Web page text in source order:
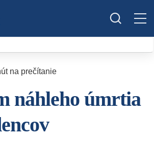
na prečítanie
náhleho úmrtia